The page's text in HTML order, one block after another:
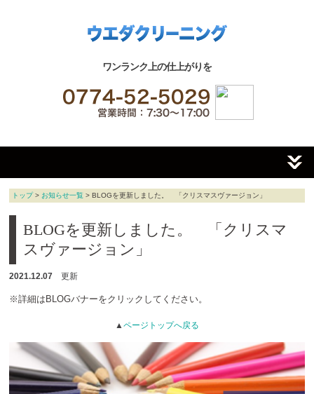
ワンランク上の仕上がりを
トップ> お知らせ一覧 > BLOGを更新しました。 「クリスマスヴァージョン」
BLOGを更新しました。 「クリスマ
スヴァージョン」
2021.12.07 更新
※詳細はBLOGバナーをクリックしてください。
▲ページトップへ戻る